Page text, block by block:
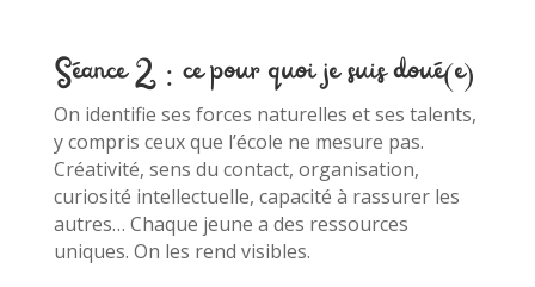
Séance 2 : ce pour quoi je suis doué(e)
On identifie ses forces naturelles et ses talents,
y compris ceux que l’école ne mesure pas.
Créativité, sens du contact, organisation,
curiosité intellectuelle, capacité à rassurer les
autres… Chaque jeune a des ressources
uniques. On les rend visibles.